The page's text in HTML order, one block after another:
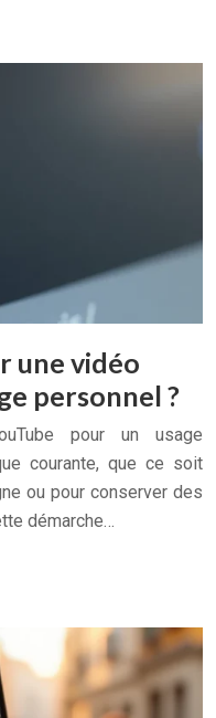
une vidéo
personnel ?
pour un usage
courante, que ce soit
ou pour conserver des
démarche…